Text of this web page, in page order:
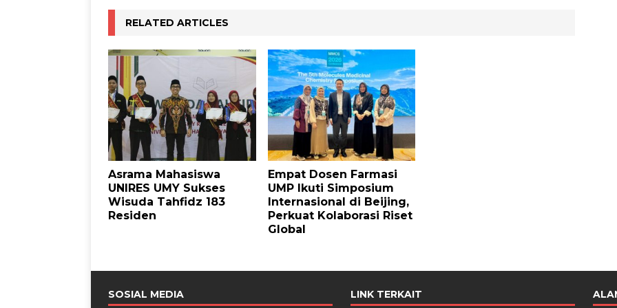
RELATED ARTICLES
Asrama Mahasiswa
UNIRES UMY Sukses
Wisuda Tahfidz 183
Residen
Empat Dosen Farmasi
UMP Ikuti Simposium
Internasional di Beijing,
Perkuat Kolaborasi Riset
Global
SOSIAL MEDIA LINK TERKAIT